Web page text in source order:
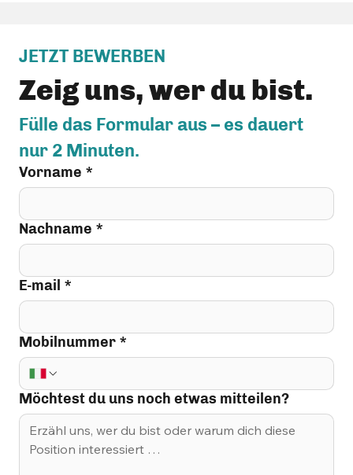
JETZT BEWERBEN
Zeig uns, wer du bist.
Fülle das Formular aus – es dauert
nur 2 Minuten.
Vorname *
Nachname *
E-mail *
Mobilnummer *
Möchtest du uns noch etwas mitteilen?